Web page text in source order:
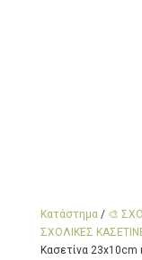
Κατάστημα/ 🎨
ΣΧΟΛΙΚΕΣ
Κασετίνα